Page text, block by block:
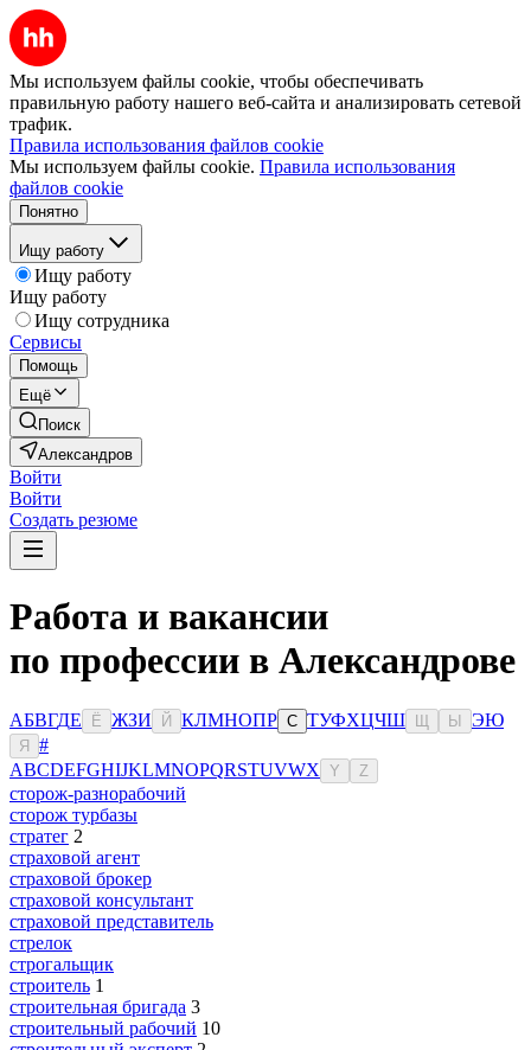
Мы используем файлы cookie, чтобы обеспечивать
правильную работу нашего веб-сайта и анализировать сетевой
трафик.
Правила использования файлов cookie
Мы используем файлы cookie. Правила использования
файлов cookie
Понятно
Ищу работу
Ищу работу
Ищу работу
Ищу сотрудника
Сервисы
Помощь
Ещё
Поиск
Александров
Войти
Войти
Создать резюме
Работа и вакансии
по профессии в Александрове
АБВГДЕ Ё ЖЗИ Й КЛМНОПР С ТУФХЦЧШ Ы ЭЮ
Я
#
ABCDEFGHIJKLMNOPQRSTUVWX Y Z
сторож-разнорабочий
сторож турбазы
стратег 2
страховой агент
страховой брокер
страховой консультант
страховой представитель
стрелок
строгальщик
строитель 1
строительная бригада 3
строительный рабочий 10